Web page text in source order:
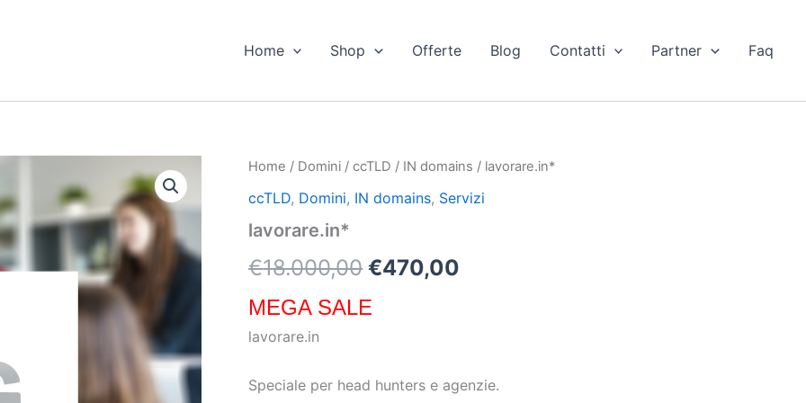
Home Shop Offerte Blog Contatti Partner Faq
Home / Domini /ccTLD / IN domains / lavorare.in*
ccTLD, Domini, IN domains, Servizi
lavorare.in*
€18.000,00
Il
prezzo
era:
€18.000,00.
€470,00
Il
prezzo
MEGA SALE
lavorare.in
Speciale per head hunters e agenzie.
lavorare.in*